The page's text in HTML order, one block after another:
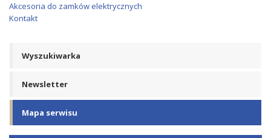
Akcesoria do zamków elektrycznych
Kontakt
Wyszukiwarka
Newsletter
Mapa serwisu